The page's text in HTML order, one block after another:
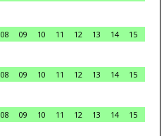
08 09 10 11 12 13 14
15
08 09 10 11 12 13 14
15
08 09 10 11 12 13 14
15